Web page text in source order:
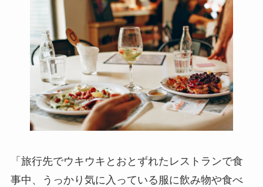
「旅行先でウキウキとおとずれたレストランで食
事中、うっかり気に入っている服に飲み物や食べ